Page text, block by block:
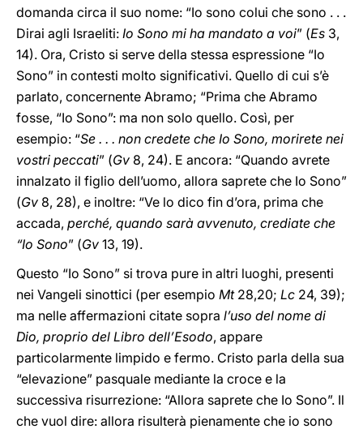
domanda circa il suo nome: “Io sono colui che sono . . .
Dirai agli Israeliti: Io Sono mi ha mandato a voi” (Es 3,
14). Ora, Cristo si serve della stessa espressione “Io
Sono” in contesti molto significativi. Quello di cui s’è
parlato, concernente Abramo; “Prima che Abramo
fosse, “Io Sono”: ma non solo quello. Così, per
esempio: “Se . . . non credete che Io Sono, morirete nei
vostri peccati” (Gv 8, 24). E ancora: “Quando avrete
innalzato il figlio dell’uomo, allora saprete che Io Sono”
(Gv 8, 28), e inoltre: “Ve lo dico fin d’ora, prima che
accada, perché, quando sarà avvenuto, crediate che
“Io Sono” (Gv 13, 19).
Questo “Io Sono” si trova pure in altri luoghi, presenti
nei Vangeli sinottici (per esempio Mt28,20; Lc 24, 39);
ma nelle affermazioni citate sopra l’uso del nome di
Dio, proprio del Libro dell’Esodo, appare
particolarmente limpido e fermo. Cristo parla della sua
“elevazione” pasquale mediante la croce e la
successiva risurrezione: “Allora saprete che Io Sono”. Il
che vuol dire: allora risulterà pienamente che io sono